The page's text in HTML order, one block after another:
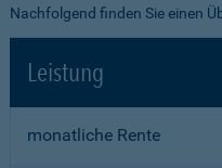
Nachfolgend finden Sie einen
Leistung
monatliche Rente